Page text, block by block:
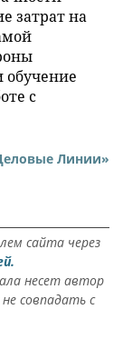
затрат на
обучение
с
Линии»
сайта через
несет автор
совпадать с